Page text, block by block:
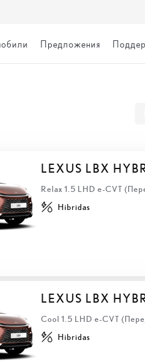
Предложения
LEXUS LBX
Relax 1.5 LHD e-CVT
Hibridas
LEXUS LBX
Cool 1.5 LHD e-CVT
Hibridas